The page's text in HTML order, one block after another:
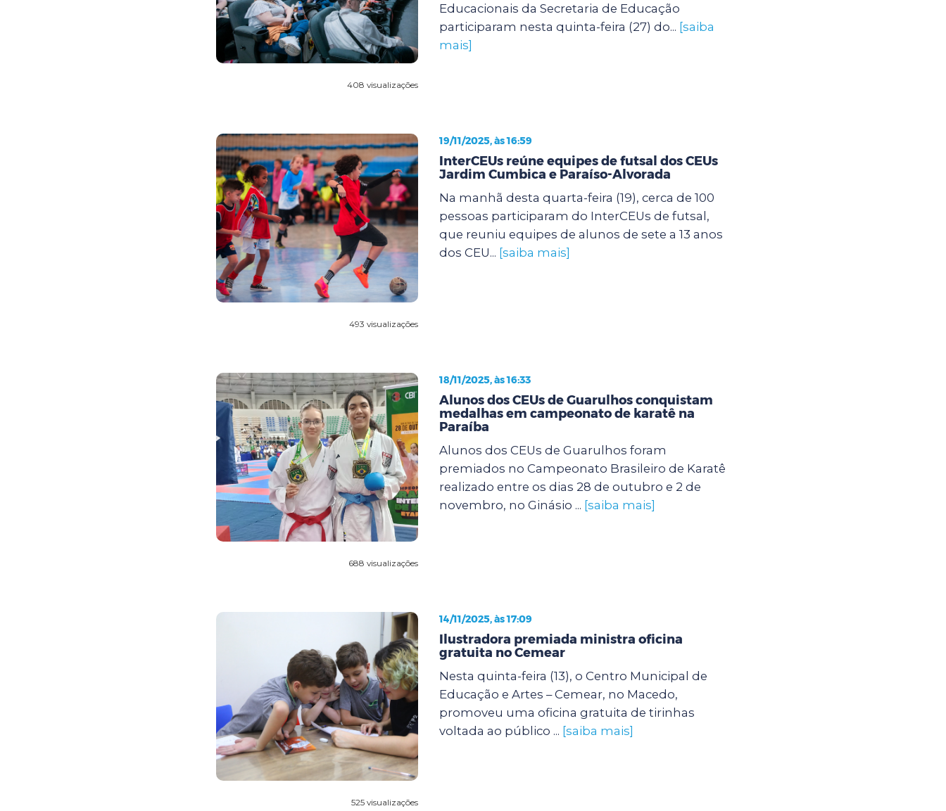
408 visualizações
Educacionais da Secretaria de Educação
participaram nesta quinta-feira (27) do... [saiba
mais]
493 visualizações
19/11/2025, às 16:59
InterCEUs reúne equipes de futsal dos CEUs
Jardim Cumbica e Paraíso-Alvorada
Na manhã desta quarta-feira (19), cerca de 100
pessoas participaram do InterCEUs de futsal,
que reuniu equipes de alunos de sete a 13 anos
dos CEU... [saiba mais]
688 visualizações
18/11/2025, às 16:33
Alunos dos CEUs de Guarulhos conquistam
medalhas em campeonato de karatê na
Paraíba
Alunos dos CEUs de Guarulhos foram
premiados no Campeonato Brasileiro de Karatê
realizado entre os dias 28 de outubro e 2 de
novembro, no Ginásio ... [saiba mais]
525 visualizações
14/11/2025, às 17:09
Ilustradora premiada ministra oficina
gratuita no Cemear
Nesta quinta-feira (13), o Centro Municipal de
Educação e Artes – Cemear, no Macedo,
promoveu uma oficina gratuita de tirinhas
voltada ao público ... [saiba mais]